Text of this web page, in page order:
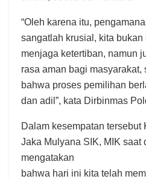
“Oleh karena itu,
sangatlah krusial, kita
menjaga ketertiban, namun
rasa aman bagi masyarakat,
bahwa proses pemilihan
dan adil”, kata Dirbinmas
Dalam kesempatan tersebut
Jaka Mulyana SIK, MIK saat
mengatakan
bahwa hari ini kita telah